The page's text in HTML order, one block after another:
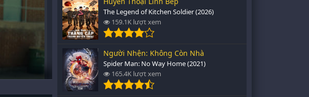
The Legend of Kitchen Soldier (2026)
159.1K lượt xem
Người Nhện: Không Còn Nhà
Spider Man: No Way Home (2021)
165.4K lượt xem